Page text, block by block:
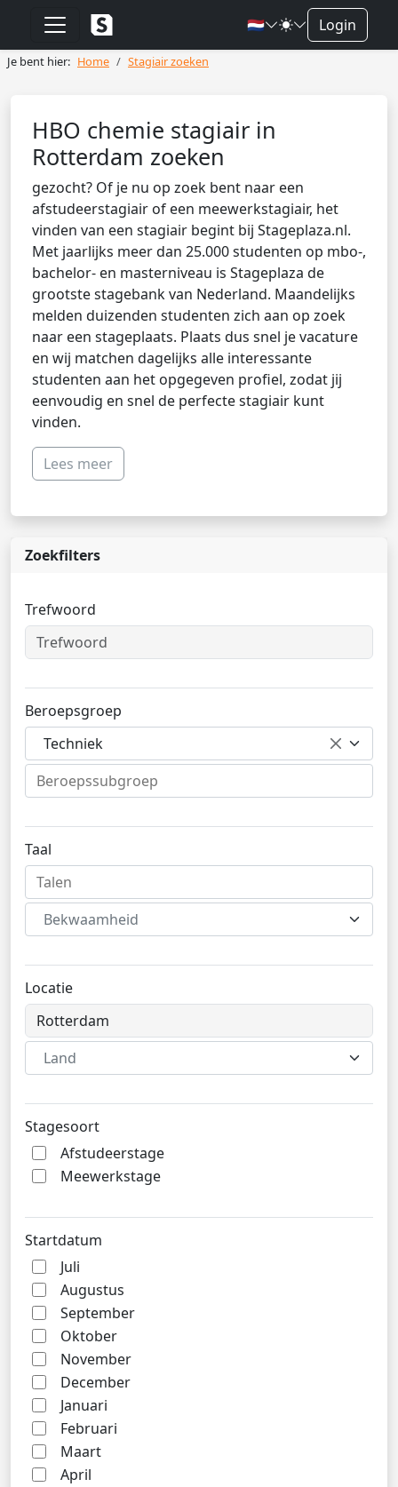
🇳🇱 Login
Je bent hier: Home Stagiair zoeken
HBO chemie stagiair in
Rotterdam zoeken
gezocht? Of je nu op zoek bent naar een
afstudeerstagiair of een meewerkstagiair, het
vinden van een stagiair begint bij Stageplaza.nl.
Met jaarlijks meer dan 25.000 studenten op mbo-,
bachelor- en masterniveau is Stageplaza de
grootste stagebank van Nederland. Maandelijks
melden duizenden studenten zich aan op zoek
naar een stageplaats. Plaats dus snel je vacature
en wij matchen dagelijks alle interessante
studenten aan het opgegeven profiel, zodat jij
eenvoudig en snel de perfecte stagiair kunt
vinden.
Lees meer
Zoekfilters
Trefwoord
Beroepsgroep
Techniek
Taal
Bekwaamheid
Locatie
Land
Stagesoort
Afstudeerstage
Meewerkstage
Startdatum
Juli
Augustus
September
Oktober
November
December
Januari
Februari
Maart
April